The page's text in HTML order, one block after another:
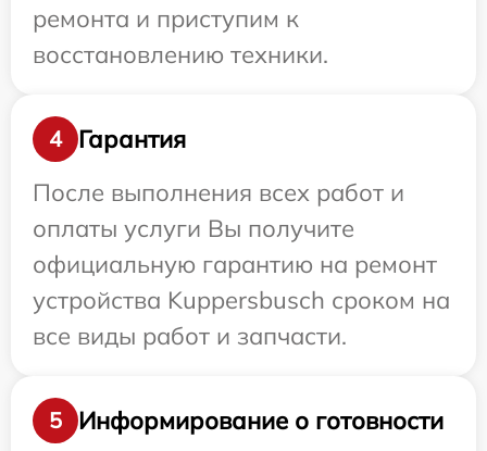
ремонта и приступим к
восстановлению техники.
4
Гарантия
После выполнения всех работ и
оплаты услуги Вы получите
официальную гарантию на ремонт
устройства Kuppersbusch сроком на
все виды работ и запчасти.
5
Информирование о готовности